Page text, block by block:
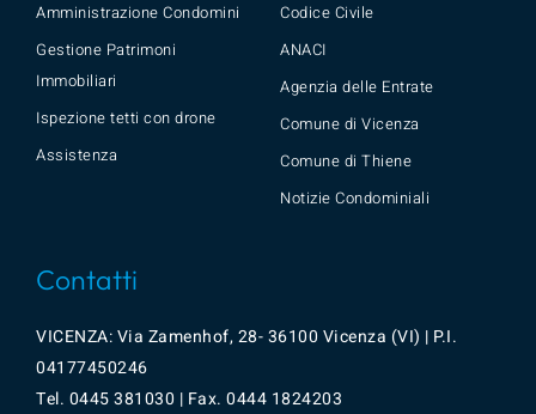
Amministrazione Condomini
Gestione Patrimoni
Immobiliari
Ispezione tetti con drone
Assistenza
Codice Civile
ANACI
Agenzia delle Entrate
Comune di Vicenza
Comune di Thiene
Notizie Condominiali
Contatti
VICENZA: Via Zamenhof, 28- 36100 Vicenza (VI) | P.I.
04177450246
Tel. 0445381030 | Fax. 0444 1824203